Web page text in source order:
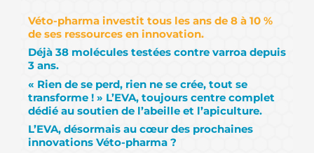
Véto-pharma investit tous les ans de 8 à 10 %
de ses ressources en innovation.
Déjà 38 molécules testées contre varroa depuis
3 ans.
« Rien de se perd, rien ne se crée, tout se
transforme ! » L’EVA, toujours centre complet
dédié au soutien de l’abeille et l’apiculture.
L’EVA, désormais au cœur des prochaines
innovations Véto-pharma ?